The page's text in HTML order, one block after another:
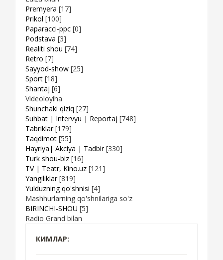
Premyera [17]
Prikol [100]
Paparacci-ppc [0]
Podstava [3]
Realiti shou [74]
Retro [7]
Sayyod-show [25]
Sport [18]
Shantaj [6]
Videoloyiha
Shunchaki qiziq [27]
Suhbat | Intervyu | Reportaj [748]
Tabriklar [179]
Taqdimot [55]
Hayriya| Akciya | Tadbir [330]
Turk shou-biz [16]
TV | Teatr, Kino.uz [121]
Yangiliklar [819]
Yulduzning qo'shnisi [4]
Mashhurlarning qo'shnilariga so'z
BIRINCHI-SHOU [5]
Radio Grand bilan
КИМЛАР: